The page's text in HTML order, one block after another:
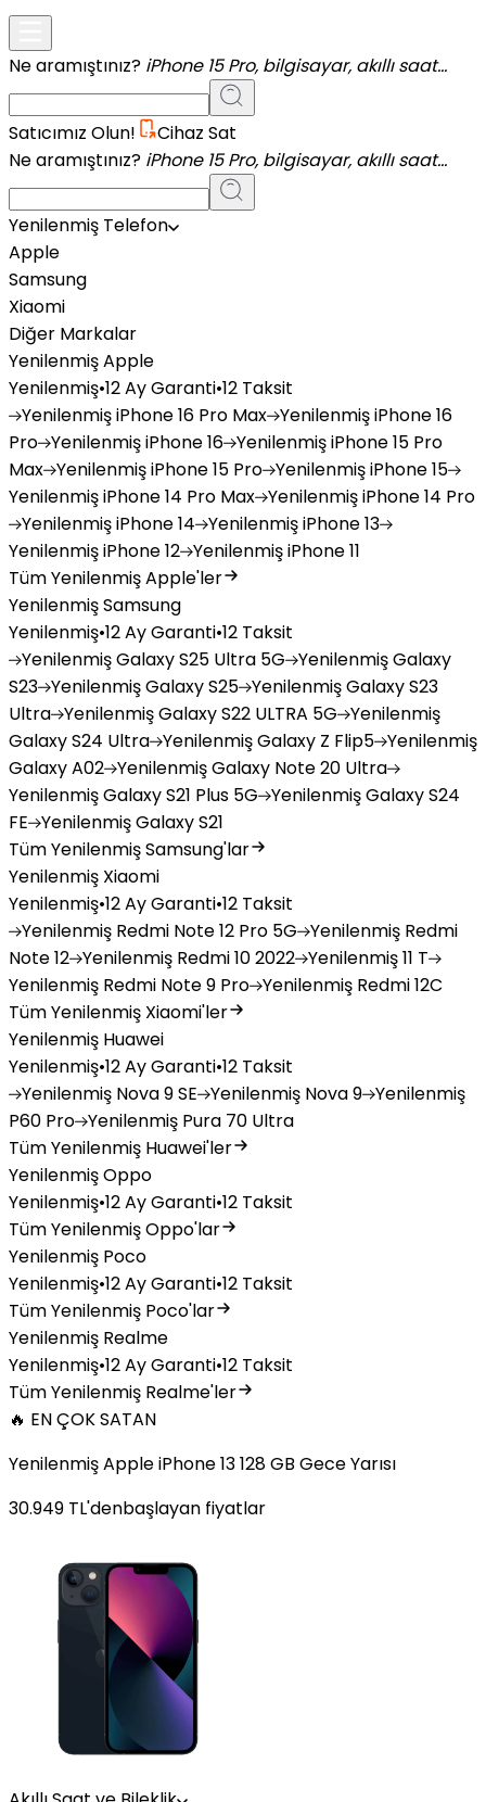
Ne aramıştınız? iPhone 15 Pro, bilgisayar, akıllı saat...
Satıcımız Olun!
Cihaz Sat
Ne aramıştınız? iPhone 15 Pro, bilgisayar, akıllı saat...
Yenilenmiş Telefon
Apple
Samsung
Xiaomi
Diğer Markalar
Yenilenmiş Apple
Yenilenmiş•12 Ay Garanti•12 Taksit
YenilenmişiPhone 16 Pro Max YenilenmişiPhone 16
Pro YenilenmişiPhone 16 YenilenmişiPhone 15 Pro
Max YenilenmişiPhone 15 Pro YenilenmişiPhone 15
YenilenmişiPhone 14 Pro Max YenilenmişiPhone 14 Pro
YenilenmişiPhone 14 YenilenmişiPhone 13
YenilenmişiPhone 12 YenilenmişiPhone 11
Tüm Yenilenmiş Apple'ler
Yenilenmiş Samsung
Yenilenmiş•12 Ay Garanti•12 Taksit
YenilenmişGalaxy S25 Ultra 5G YenilenmişGalaxy
S23 YenilenmişGalaxy S25 YenilenmişGalaxy S23
Ultra YenilenmişGalaxy S22 ULTRA 5G Yenilenmiş
Galaxy S24 Ultra YenilenmişGalaxy Z Flip5 Yenilenmiş
Galaxy A02 YenilenmişGalaxy Note 20 Ultra
YenilenmişGalaxy S21 Plus 5G YenilenmişGalaxy S24
FE YenilenmişGalaxy S21
Tüm Yenilenmiş Samsung'lar
Yenilenmiş Xiaomi
Yenilenmiş•12 Ay Garanti•12 Taksit
Yenilenmiş Redmi Note 12 Pro 5G Yenilenmiş Redmi
Note 12 Yenilenmiş Redmi 10 2022 Yenilenmiş11 T
Yenilenmiş Redmi Note 9 Pro Yenilenmiş Redmi 12C
Tüm Yenilenmiş Xiaomi'ler
Yenilenmiş Huawei
Yenilenmiş•12 Ay Garanti•12 Taksit
Yenilenmiş Nova 9 SE Yenilenmiş Nova 9 Yenilenmiş
P60 Pro Yenilenmiş Pura 70 Ultra
Tüm Yenilenmiş Huawei'ler
Yenilenmiş Oppo
Yenilenmiş•12 Ay Garanti•12 Taksit
Tüm Yenilenmiş Oppo'lar
Yenilenmiş Poco
Yenilenmiş•12 Ay Garanti•12 Taksit
Tüm Yenilenmiş Poco'lar
Yenilenmiş Realme
Yenilenmiş•12 Ay Garanti•12 Taksit
Tüm Yenilenmiş Realme'ler
🔥 EN ÇOK SATAN
Yenilenmiş Apple iPhone 13 128 GB Gece Yarısı
30.949 TL'denbaşlayan fiyatlar